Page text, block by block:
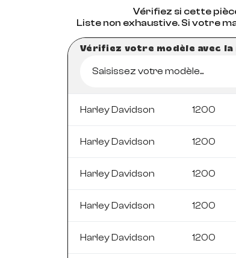
Vérifiez si cette
Liste non exhaustive. Si votre
Vérifiez votre modèle avec
Saisissez votre modèle...
Harley Davidson 1200
Harley Davidson 1200
Harley Davidson 1200
Harley Davidson 1200
Harley Davidson 1200